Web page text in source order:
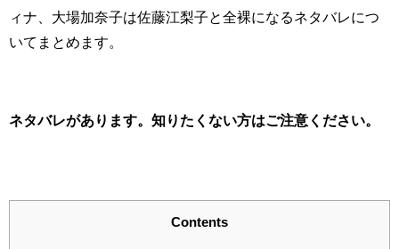
ィナ、大場加奈子は佐藤江梨子と全裸になるネタバレにつ
いてまとめます。
ネタバレがあります。知りたくない方はご注意ください。
Contents